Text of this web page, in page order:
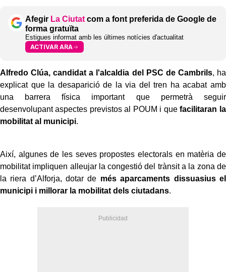
Afegir La Ciutatcom a font preferida de Google de
forma gratuïta
Estigues informat amb les últimes notícies d'actualitat
ACTIVAR ARA
Alfredo Clúa, candidat a l'alcaldia del PSC de Cambrils, ha
explicat que la desaparició de la via del tren ha acabat amb
una barrera física important que permetrà seguir
desenvolupant aspectes previstos al POUM i quefacilitaran la
mobilitat al municipi.
Així, algunes de les seves propostes electorals en matèria de
mobilitat impliquen alleujar la congestió del trànsit a la zona de
la riera d’Alforja, dotar de més aparcaments dissuasius el
municipi i millorar la mobilitat dels ciutadans.